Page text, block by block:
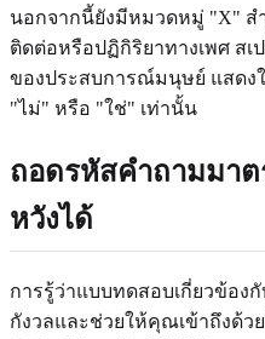
นอกจากนี้ยังมีหมวดหมู่ "X" ส
ติดต่อหรือปฏิกิริยาทางเพศ ส
ของประสบการณ์มนุษย์ แสดงใ
"ไม่" หรือ "ใช่" เท่านั้น
ถอดรหัสคำถามมา
หวังได้
การรู้ว่าแบบทดสอบเกี่ยวข้อง
กังวลและช่วยให้คุณเข้าถึงด้วย